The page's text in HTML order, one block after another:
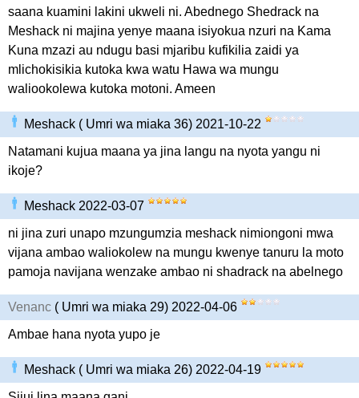
saana kuamini lakini ukweli ni. Abednego Shedrack na
Meshack ni majina yenye maana isiyokua nzuri na Kama
Kuna mzazi au ndugu basi mjaribu kufikilia zaidi ya
mlichokisikia kutoka kwa watu Hawa wa mungu
waliookolewa kutoka motoni. Ameen
Meshack ( Umri wa miaka 36) 2021-10-22
Natamani kujua maana ya jina langu na nyota yangu ni
ikoje?
Meshack 2022-03-07
ni jina zuri unapo mzungumzia meshack nimiongoni mwa
vijana ambao waliokolew na mungu kwenye tanuru la moto
pamoja navijana wenzake ambao ni shadrack na abelnego
Venanc ( Umri wa miaka 29) 2022-04-06
Ambae hana nyota yupo je
Meshack ( Umri wa miaka 26) 2022-04-19